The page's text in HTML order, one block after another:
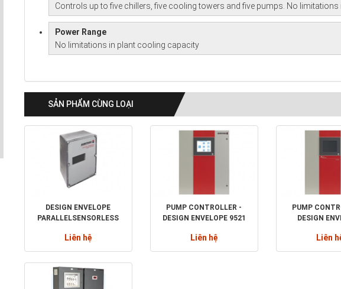
Controls up to five chillers, five cooling towers and five pumps. No
Power Range
No limitations in plant cooling capacity
SẢN PHẨM CÙNG LOẠI
DESIGN ENVELOPE
PARALLELSENSORLESS
Liên hệ
PUMP CONTROLLER -
DESIGN ENVELOPE 9521
CONTROL SYSTEM
Liên hệ
PUMP
DESIGN
CONTROL
Liên